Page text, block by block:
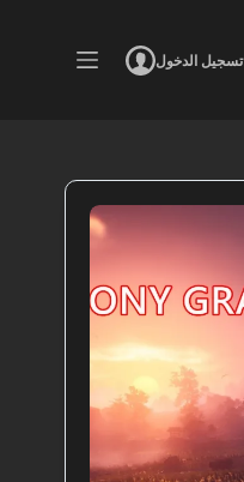
تسجيل الدخول